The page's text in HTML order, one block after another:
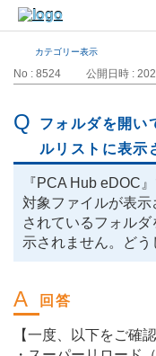
カテゴリー表示
No : 8524 公開日時 :
フォルダを開い
ルリストに表示
『PCA Hub eDOC
対象ファイルが表
されているフォル
示されません。どう
【一度、以下をご確